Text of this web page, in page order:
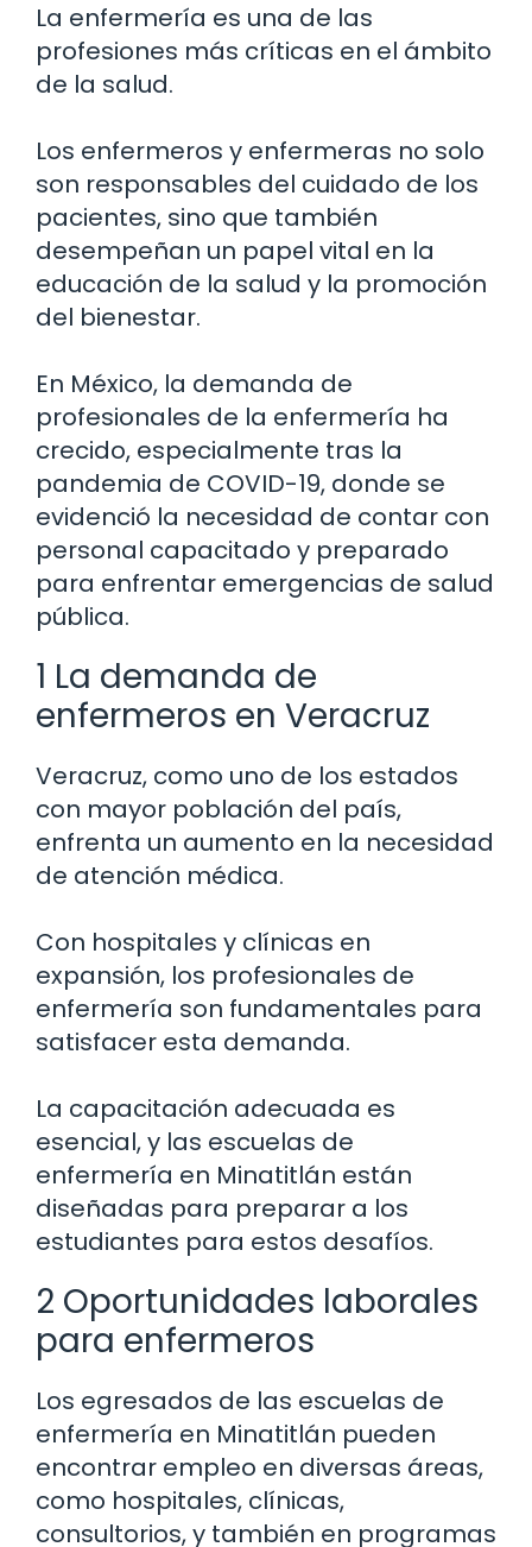
La enfermería es una de las
profesiones más críticas en el ámbito
de la salud.
Los enfermeros y enfermeras no solo
son responsables del cuidado de los
pacientes, sino que también
desempeñan un papel vital en la
educación de la salud y la promoción
del bienestar.
En México, la demanda de
profesionales de la enfermería ha
crecido, especialmente tras la
pandemia de COVID-19, donde se
evidenció la necesidad de contar con
personal capacitado y preparado
para enfrentar emergencias de salud
pública.
1 La demanda de
enfermeros en Veracruz
Veracruz, como uno de los estados
con mayor población del país,
enfrenta un aumento en la necesidad
de atención médica.
Con hospitales y clínicas en
expansión, los profesionales de
enfermería son fundamentales para
satisfacer esta demanda.
La capacitación adecuada es
esencial, y las escuelas de
enfermería en Minatitlán están
diseñadas para preparar a los
estudiantes para estos desafíos.
2 Oportunidades laborales
para enfermeros
Los egresados de las escuelas de
enfermería en Minatitlán pueden
encontrar empleo en diversas áreas,
como hospitales, clínicas,
consultorios, y también en programas